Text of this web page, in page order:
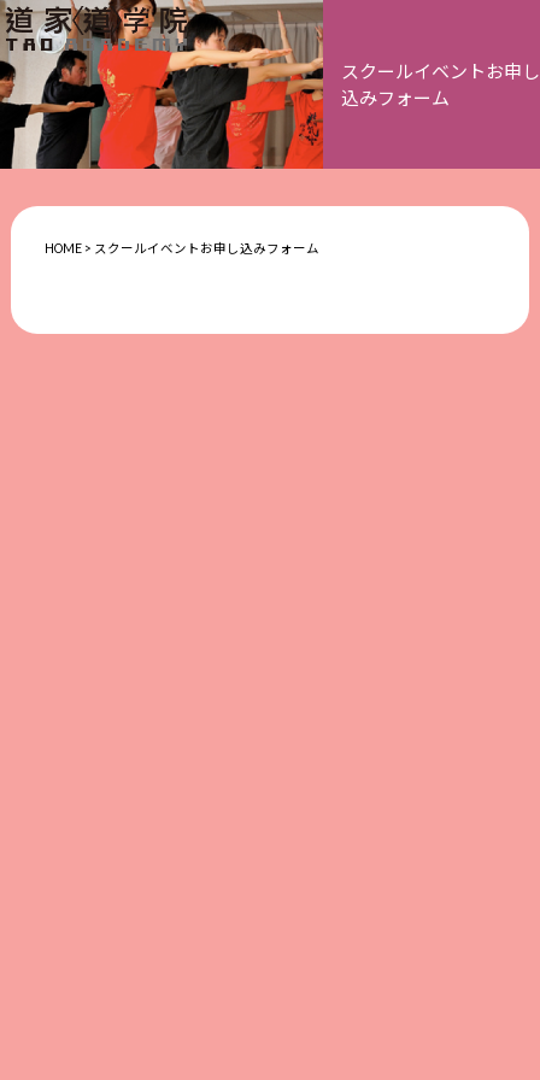
スクールイベントお申し
込みフォーム
HOME> スクールイベントお申し込みフォーム